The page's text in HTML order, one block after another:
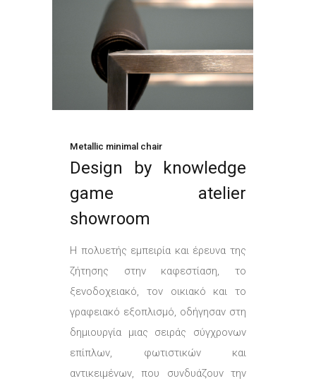
Metallic minimal chair
Design by knowledge
game atelier
showroom
Η πολυετής εμπειρία και έρευνα της
ζήτησης στην καφεστίαση, το
ξενοδοχειακό, τον οικιακό και το
γραφειακό εξοπλισμό, οδήγησαν στη
δημιουργία μιας σειράς σύγχρονων
επίπλων, φωτιστικών και
αντικειμένων, που συνδυάζουν την